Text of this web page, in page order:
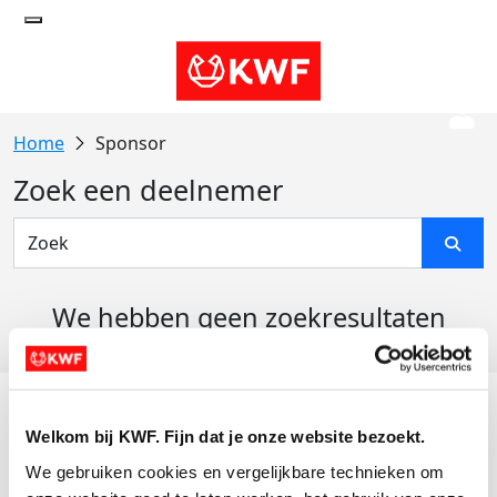
Welkom bij KWF. Fijn dat je onze website bezoekt.
We gebruiken cookies en vergelijkbare technieken om
Sponsor
Zoek een deelnemer
We hebben geen zoekresultaten
Actiematerialen
Evenementen